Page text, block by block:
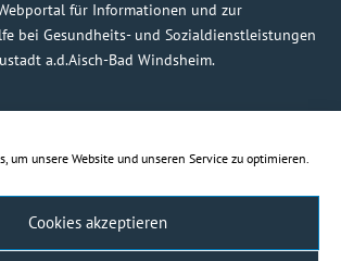
um unsere Website und unseren Service zu optimieren.
Cookies akzeptieren
für Informationen und zur
bei Gesundheits- und Sozialdienstleistungen
a.d.Aisch-Bad Windsheim.